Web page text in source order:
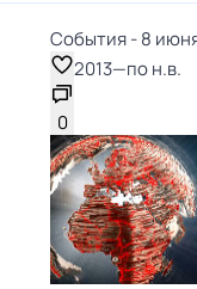
События - 8
2013—по н.в.
0